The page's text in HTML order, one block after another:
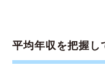
平均年収を把握し